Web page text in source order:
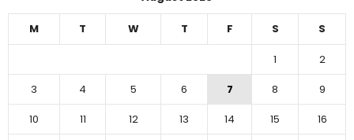
M T W T F S S
1
2
3
4 5 6 7 8
9
10
11 12 13 14 15
16